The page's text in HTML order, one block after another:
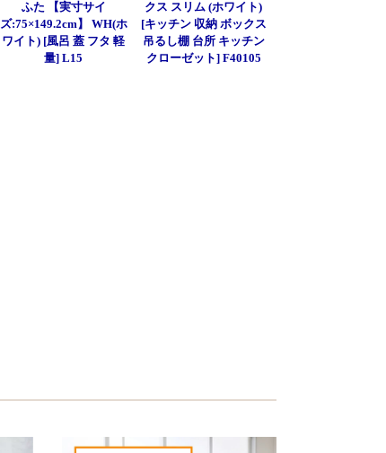
ふた 【実寸サイ
ズ:75×149.2cm】 WH(ホ
ワイト) [風呂 蓋 フタ 軽
量] L15
クス スリム (ホワイト)
[キッチン 収納 ボックス
吊るし棚 台所 キッチン
クローゼット] F40105